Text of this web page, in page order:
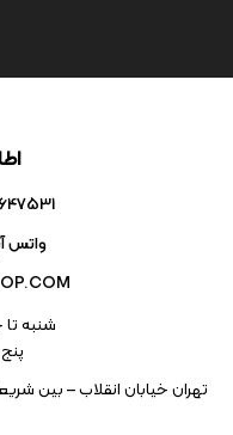
02177647531
واتس آپ :
شنبه تا
پنج
تهران خیابان انقلاب – بین